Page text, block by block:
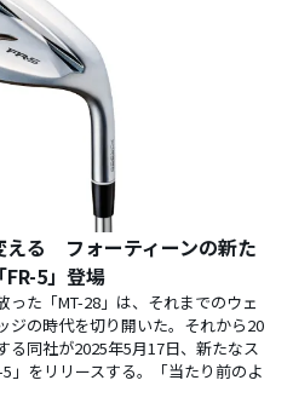
える フォーティーンの新た
5」登場
った「MT-28」は、それまでのウェ
ジの時代を切り開いた。それから20
る同社が2025年5月17日、新たなス
」をリリースする。「当たり前のよ